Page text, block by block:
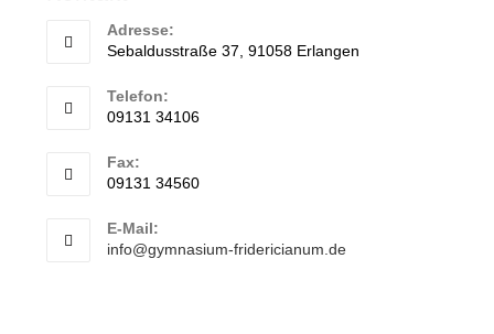
Adresse:
Sebaldusstraße 37, 91058 Erlangen
Telefon:
09131 34106
Fax:
09131 34560
E-Mail:
info@gymnasium-fridericianum.de